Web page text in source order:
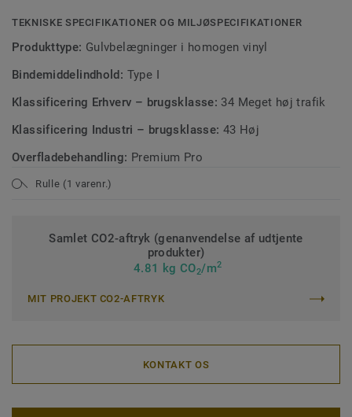
TEKNISKE SPECIFIKATIONER OG MILJØSPECIFIKATIONER
Produkttype: Gulvbelægninger i homogen vinyl
Bindemiddelindhold: Type I
Klassificering Erhverv – brugsklasse: 34 Meget høj trafik
Klassificering Industri – brugsklasse: 43 Høj
Overfladebehandling: Premium Pro
Rulle (1 varenr.)
Samlet CO2-aftryk (genanvendelse af udtjente
produkter)
4.81 kg CO2/m2
MIT PROJEKT CO2-AFTRYK
KONTAKT OS